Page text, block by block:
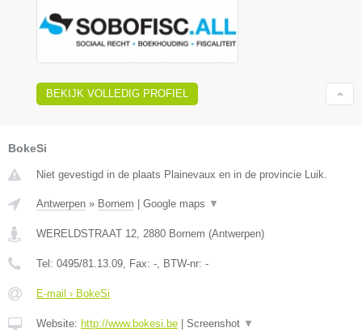
BEKIJK VOLLEDIG PROFIEL
BokeSi
Niet gevestigd in de plaats Plainevaux en in de provincie Luik.
Antwerpen » Bornem Google maps ▼
WERELDSTRAAT 12, 2880 Bornem (Antwerpen)
Tel: 0495/81.13.09, Fax: -, BTW-nr: -
E-mail › BokeSi
Website: http://www.bokesi.be Screenshot ▼